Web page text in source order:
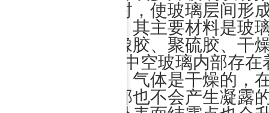
密封，使玻璃层间形
品。其主要材料是玻
基橡胶、聚硫胶、干
中空玻璃内部存在
剂，气体是干燥的，
内部也不会产生凝露